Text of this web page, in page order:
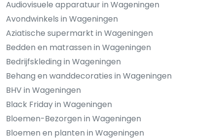
Audiovisuele apparatuur in Wageningen
Avondwinkels in Wageningen
Aziatische supermarkt in Wageningen
Bedden en matrassen in Wageningen
Bedrijfskleding in Wageningen
Behang en wanddecoraties in Wageningen
BHV in Wageningen
Black Friday in Wageningen
Bloemen-Bezorgen in Wageningen
Bloemen en planten in Wageningen